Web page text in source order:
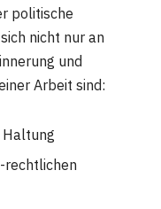
politische
nicht nur an
und
Arbeit sind:
rechtlichen